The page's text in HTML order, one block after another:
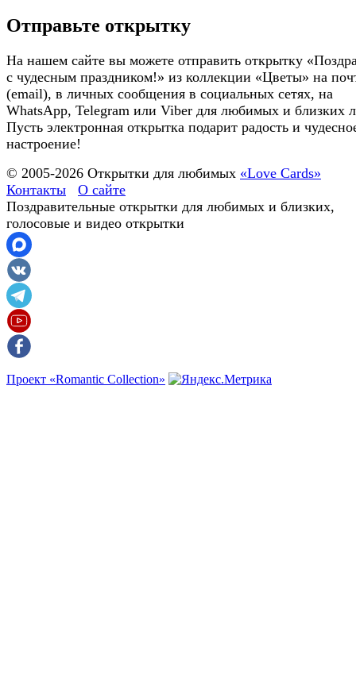
Отправьте открытку
На нашем сайте вы можете отправить открытку
с чудесным праздником!» из коллекции «Цветы» на
(email), в личных сообщения в социальных сетях, на
WhatsApp, Telegram или Viber для любимых и близких
Пусть электронная открытка подарит радость и
настроение!
© 2005-2026 Открытки для любимых «Love Cards»
Контакты
О сайте
Поздравительные открытки для любимых и близких,
голосовые и видео открытки
Проект «Romantic Collection»